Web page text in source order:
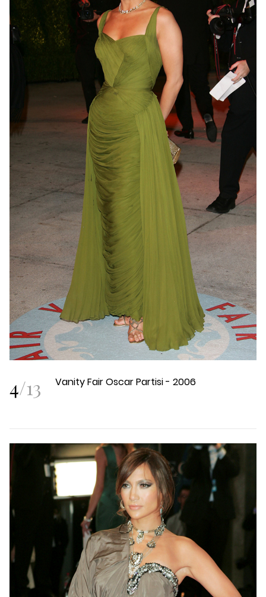
4/13 Vanity Fair Oscar Partisi - 2006